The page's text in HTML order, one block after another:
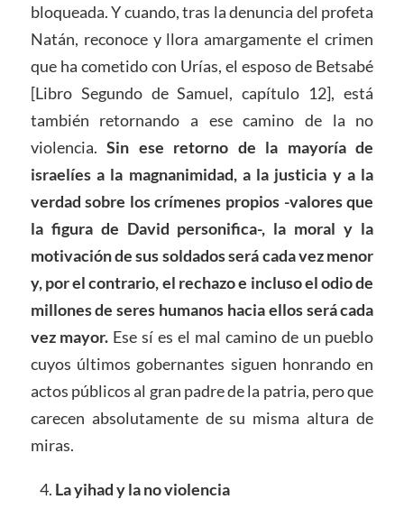
bloqueada. Y cuando, tras la denuncia del profeta
Natán, reconoce y llora amargamente el crimen
que ha cometido con Urías, el esposo de Betsabé
[Libro Segundo de Samuel, capítulo 12], está
también retornando a ese camino de la no
violencia.Sin ese retorno de la mayoría de
israelíes a la magnanimidad, a la justicia y a la
verdad sobre los crímenes propios -valores que
la figura de David personifica-, la moral y la
motivación de sus soldados será cada vez menor
y, por el contrario, el rechazo e incluso el odio de
millones de seres humanos hacia ellos será cada
vez mayor. Ese sí es el mal camino de un pueblo
cuyos últimos gobernantes siguen honrando en
actos públicos al gran padre de la patria, pero que
carecen absolutamente de su misma altura de
miras.
La yihad y la no violencia